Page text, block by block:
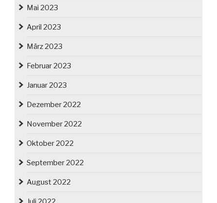
Mai 2023
April 2023
März 2023
Februar 2023
Januar 2023
Dezember 2022
November 2022
Oktober 2022
September 2022
August 2022